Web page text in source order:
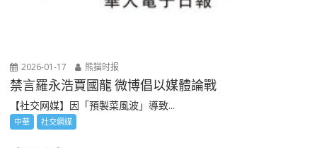
2026-01-17 熊猫时报
禁言羅永浩賈國龍 微博倡以媒體論戰
【社交网媒】因「預製菜風波」導致...
中華 社交網媒